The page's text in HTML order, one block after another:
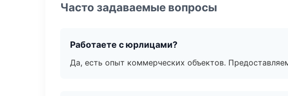
Часто задаваемые вопросы
Работаете с юрлицами?
Да, есть опыт коммерческих объектов.